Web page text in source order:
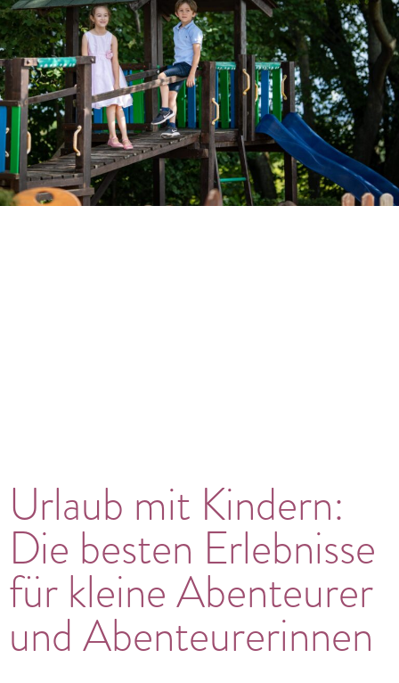
Urlaub mit Kindern:
Die besten Erlebnisse
für kleine Abenteurer
und Abenteurerinnen